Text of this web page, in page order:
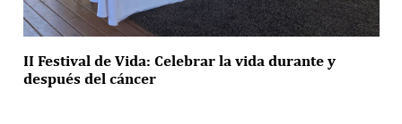
II Festival de Vida: Celebrar la vida durante y
después del cáncer